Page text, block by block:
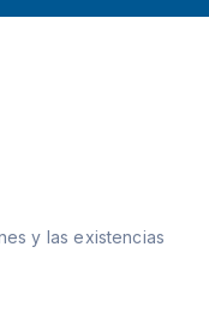
y las existencias